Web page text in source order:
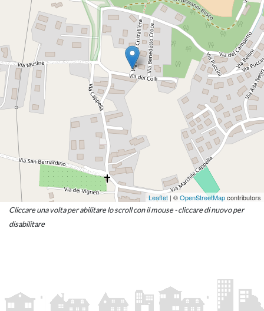
Leaflet | ©OpenStreetMapcontributors
Cliccare una volta per abilitare lo scroll con il mouse - cliccare di nuovo per
disabilitare